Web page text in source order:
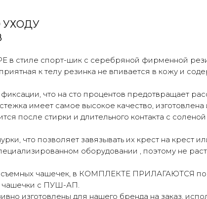
в стиле спорт-шик с серебряной фирменной
к телу резинка не впивается в кожу и
что на сто процентов предотвращает
имеет самое высокое качество,
после стирки и длительного контакта с
что позволяет завязывать их крест на крест
оборудовании , поэтому не
съемных чашечек, в КОМПЛЕКТЕ ПРИЛАГАЮТСЯ
чашечки с ПУШ-АП.
изготовлены для нашего бренда на заказ,